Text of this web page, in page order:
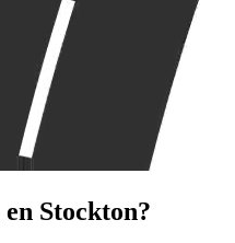
en Stockton?